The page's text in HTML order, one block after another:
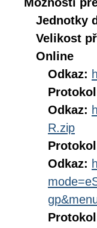
Jednotky
Velikost
Online
Odkaz:
Odkaz:
R.zip
Odkaz: